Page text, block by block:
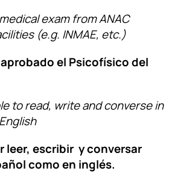
exam from ANAC
(e.g. INMAE, etc.)
el Psicofísico del
to read, write and converse in
leer, escribir y conversar
como en inglés.